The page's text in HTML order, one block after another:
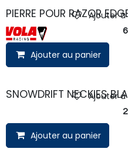
PIERRE POUR RAZOR
Ajouter au panier
Ajouter
SNOWDRIFT NECKIES
Ajouter au panier
Ajouter